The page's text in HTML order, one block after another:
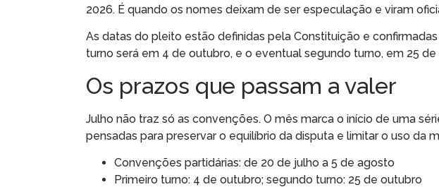
2026. É quando os nomes deixam de ser especulação e viram
As datas do pleito estão definidas pela Constituição e
turno será em 4 de outubro, e o eventual segundo turno, em 25
Os prazos que passam a valer
Julho não traz só as convenções. O mês marca o início de uma
pensadas para preservar o equilíbrio da disputa e limitar o uso da
Convenções partidárias: de 20 de julho a 5 de agosto
Primeiro turno: 4 de outubro; segundo turno: 25 de outubro